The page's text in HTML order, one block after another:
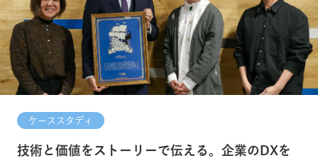
ケーススタディ
技術と価値をストーリーで伝える。企業のDXを